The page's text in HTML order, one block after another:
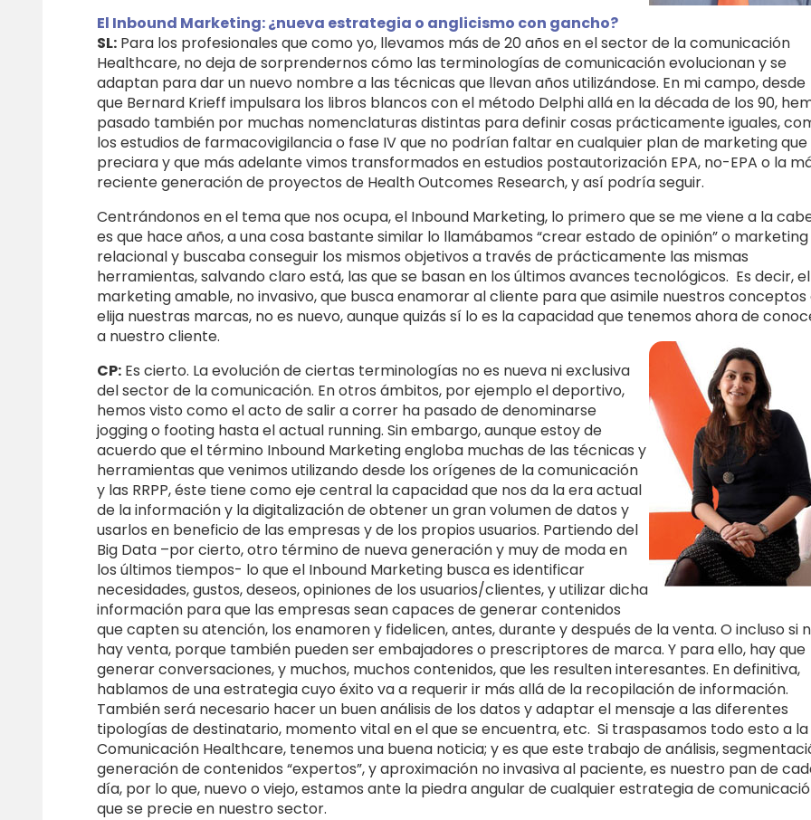
El Inbound Marketing: ¿nueva estrategia o anglicismo con gancho?
SL: Para los profesionales que como yo, llevamos más de 20 años en el sector de la comunicación
Healthcare, no deja de sorprendernos cómo las terminologías de comunicación evolucionan y se
adaptan para dar un nuevo nombre a las técnicas que llevan años utilizándose. En mi campo, desde
que Bernard Krieff impulsara los libros blancos con el método Delphi allá en la década de los 90,
pasado también por muchas nomenclaturas distintas para definir cosas prácticamente iguales,
los estudios de farmacovigilancia o fase IV que no podrían faltar en cualquier plan de marketing que
preciara y que más adelante vimos transformados en estudios postautorización EPA, no-EPA o la
reciente generación de proyectos de Health Outcomes Research, y así podría seguir.
Centrándonos en el tema que nos ocupa, el Inbound Marketing, lo primero que se me viene a la
es que hace años, a una cosa bastante similar lo llamábamos “crear estado de opinión” o marketing
relacional y buscaba conseguir los mismos objetivos a través de prácticamente las mismas
herramientas, salvando claro está, las que se basan en los últimos avances tecnológicos. Es decir, el
marketing amable, no invasivo, que busca enamorar al cliente para que asimile nuestros conceptos
elija nuestras marcas, no es nuevo, aunque quizás sí lo es la capacidad que tenemos ahora de
a nuestro cliente.
CP: Es cierto. La evolución de ciertas terminologías no es nueva ni exclusiva
del sector de la comunicación. En otros ámbitos, por ejemplo el deportivo,
hemos visto como el acto de salir a correr ha pasado de denominarse
jogging o footing hasta el actual running. Sin embargo, aunque estoy de
acuerdo que el término Inbound Marketing engloba muchas de las técnicas y
herramientas que venimos utilizando desde los orígenes de la comunicación
y las RRPP, éste tiene como eje central la capacidad que nos da la era actual
de la información y la digitalización de obtener un gran volumen de datos y
usarlos en beneficio de las empresas y de los propios usuarios. Partiendo del
Big Data –por cierto, otro término de nueva generación y muy de moda en
los últimos tiempos- lo que el Inbound Marketing busca es identificar
necesidades, gustos, deseos, opiniones de los usuarios/clientes, y utilizar dicha
información para que las empresas sean capaces de generar contenidos
que capten su atención, los enamoren y fidelicen, antes, durante y después de la venta. O incluso si
hay venta, porque también pueden ser embajadores o prescriptores de marca. Y para ello, hay que
generar conversaciones, y muchos, muchos contenidos, que les resulten interesantes. En definitiva,
hablamos de una estrategia cuyo éxito va a requerir ir más allá de la recopilación de información.
También será necesario hacer un buen análisis de los datos y adaptar el mensaje a las diferentes
tipologías de destinatario, momento vital en el que se encuentra, etc. Si traspasamos todo esto a la
Comunicación Healthcare, tenemos una buena noticia; y es que este trabajo de análisis,
generación de contenidos “expertos”, y aproximación no invasiva al paciente, es nuestro pan de
día, por lo que, nuevo o viejo, estamos ante la piedra angular de cualquier estrategia de
que se precie en nuestro sector.